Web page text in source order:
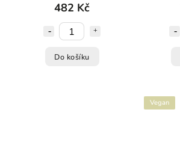
482 Kč
Do košíku
Vegan